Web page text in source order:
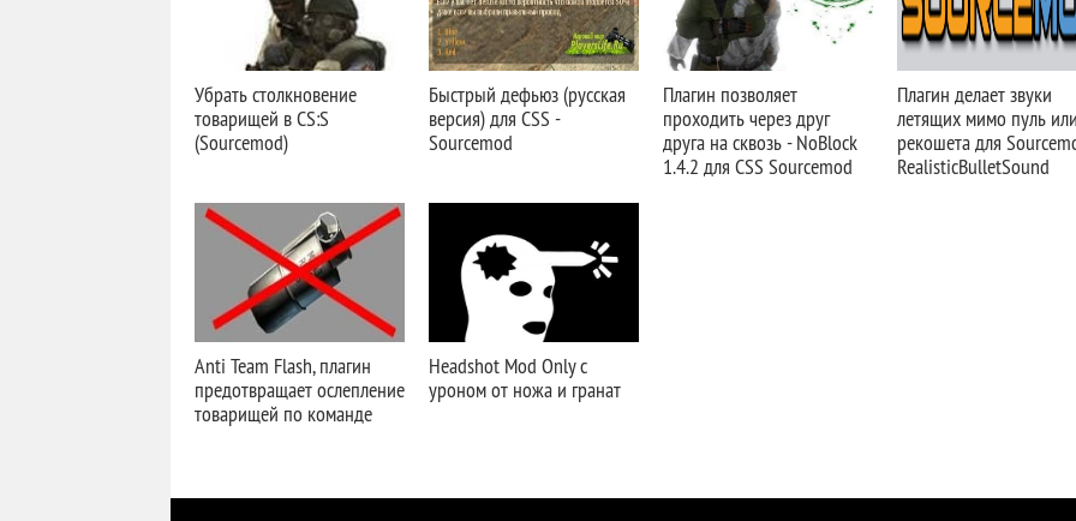
Убрать столкновение
товарищей в CS:S
(Sourcemod)
Быстрый дефьюз (русская
версия) для CSS -
Sourcemod
Плагин позволяет
проходить через друг
друга на сквозь - NoBlock
1.4.2 для CSS Sourcemod
Плагин делает звуки
летящих мимо пуль
рекошета для
RealisticBulletSound
Anti Team Flash, плагин
предотвращает ослепление
товарищей по команде
Headshot Mod Only с
уроном от ножа и гранат